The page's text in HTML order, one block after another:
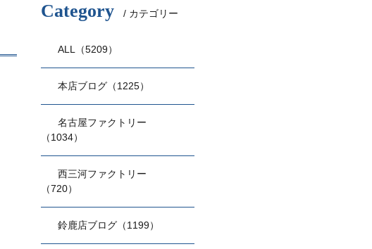
Category / カテゴリー
ALL（5209）
本店ブログ（1225）
名古屋ファクトリー
（1034）
西三河ファクトリー
（720）
鈴鹿店ブログ（1199）